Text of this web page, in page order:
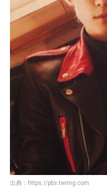
出典： https://pbs.twimg.com